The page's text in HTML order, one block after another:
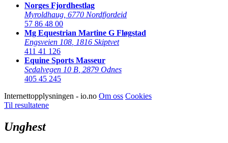
Norges Fjordhestlag
Myroldhaug 6770 Nordfjordeid
57 86 48 00
Mg Equestrian Martine G Fløgstad
Engsveien 108 1816 Skiptvet
411 41 126
Equine Sports Masseur
Sedalvegen 10 B 2879 Odnes
405 45 245
Internettopplysningen - io.no Om oss Cookies
Til resultatene
Unghest